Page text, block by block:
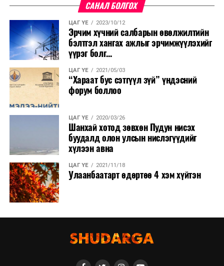
САНАЛ БОЛГОХ
ЦАГ ҮЕ 2023/10/12
Эрчим хүчний салбарын өвөлжилтийн
бэлтгэл хангах ажлыг эрчимжүүлэхийг
үүрэг болг...
ЦАГ ҮЕ 2021/05/03
“Хараат бус сэтгүүл зүй” үндэсний
форум боллоо
ЦАГ ҮЕ 2020/03/26
Шанхай хотод зөвхөн Пудун нисэх
буудалд олон улсын нислэгүүдийг
хүлээн авна
ЦАГ ҮЕ 2021/11/18
Улаанбаатарт өдөртөө 4 хэм хүйтэн